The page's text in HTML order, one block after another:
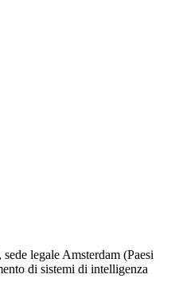
legale Amsterdam (Paesi
di sistemi di intelligenza